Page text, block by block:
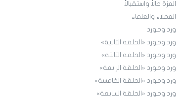
العزة حالاً واستقبالاً
العملاء والعلماء
ورد ومورد
ورد ومورد «الحلقة الثانية»
ورد ومورد «الحلقة الثالثة»
ورد ومورد «الحلقة الرابعة»
ورد ومورد «الحلقة الخامسة»
ورد ومورد «الحلقة السابعة»